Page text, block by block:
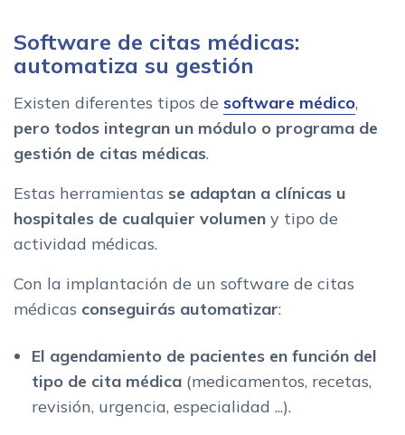
Software de citas médicas:
automatiza su gestión
Existen diferentes tipos de software médico,
pero todos integran un módulo o programa de
gestión de citas médicas.
Estas herramientas se adaptan a clínicas u
hospitales de cualquier volumen y tipo de
actividad médicas.
Con la implantación de un software de citas
médicas conseguirás automatizar:
El agendamiento de pacientes en función del
tipo de cita médica (medicamentos, recetas,
revisión, urgencia, especialidad ...).